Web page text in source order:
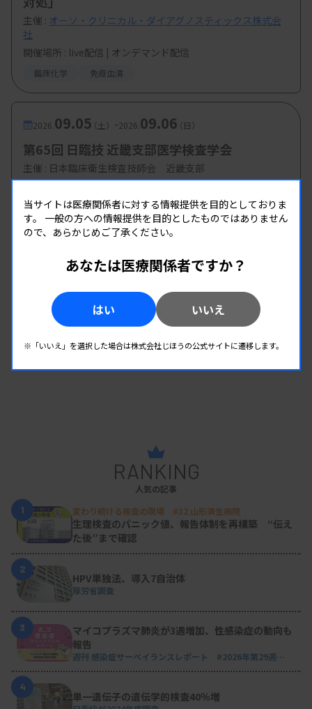
主催 : オーソ・クリニカル・ダイアグノスティックス株式会
社
開催場所 : live配信 | オンデマンド配信
臨床化学 免疫血清
2026. 09.05（土） -2026. 09.06（日）
第65回 日臨技 近畿支部医学検査学会
主催 : 日本臨床衛生検査技師会 近畿支部
全領域
RANKING
人気の記事
1
変わり続ける検査の現場 #32 山形済生病院
生理検査のパニック値、報告体制を再構築 “伝え
た後”まで確認
2
HPV単独法、導入7自治体
厚労省調査
3
マイコプラズマ肺炎が3週増加、性感染症の動向も
報告
週刊 感染症サーベイランスレポート #2026年第29週
4
単一遺伝子の遺伝学的検査40％増
当サイトは医療関係者に対する情報提供を目的としておりま
す。 一般の方への情報提供を目的としたものではありません
ので、あらかじめご了承ください。
あなたは医療関係者ですか？
はい いいえ
※「いいえ」を選択した場合は株式会社じほうの公式サイトに遷移します。